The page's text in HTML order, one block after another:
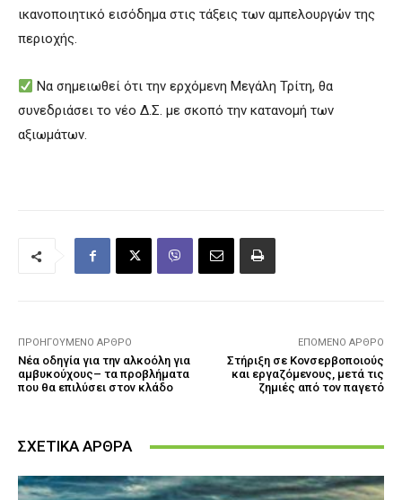
ικανοποιητικό εισόδημα στις τάξεις των αμπελουργών της
περιοχής.
Να σημειωθεί ότι την ερχόμενη Μεγάλη Τρίτη, θα
συνεδριάσει το νέο Δ.Σ. με σκοπό την κατανομή των
αξιωμάτων.
ΠΡΟΗΓΟΎΜΕΝΟ ΆΡΘΡΟ
Νέα οδηγία για την αλκοόλη για
αμβυκούχους– τα προβλήματα
που θα επιλύσει στον κλάδο
ΕΠΌΜΕΝΟ ΆΡΘΡΟ
Στήριξη σε Κονσερβοποιούς
και εργαζόμενους, μετά τις
ζημιές από τον παγετό
ΣΧΕΤΙΚΑ ΑΡΘΡΑ